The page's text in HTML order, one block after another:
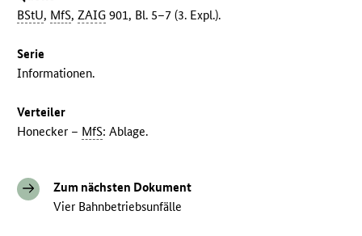
BStU, MfS,ZAIG 901, Bl. 5–7 (3. Expl.).
Serie
Informationen.
Verteiler
Honecker – MfS: Ablage.
Zum nächsten Dokument
Vier Bahnbetriebsunfälle